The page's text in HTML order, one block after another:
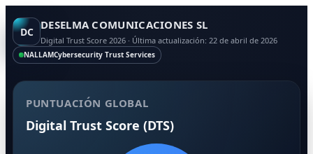
DC DESELMA COMUNICACIONES SL
Digital Trust Score 2026 · Última actualización: 22 de abril de 2026
NALLAMCybersecurity Trust Services
PUNTUACIÓN GLOBAL
Digital Trust Score (DTS)